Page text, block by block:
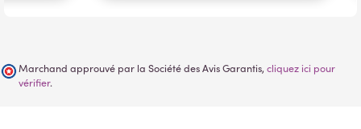
Marchand approuvé par la Société des Avis Garantis, cliquez ici pour
vérifier.